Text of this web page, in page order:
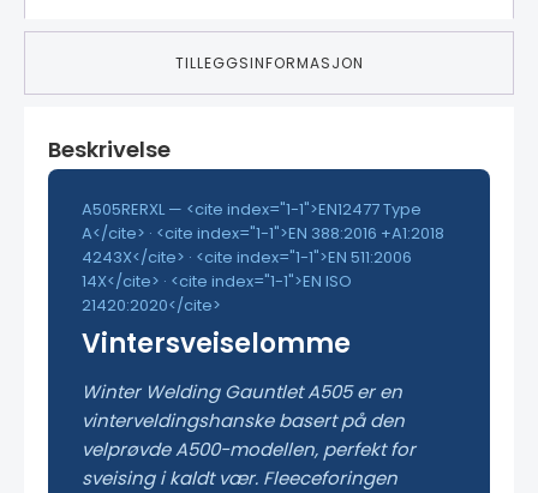
TILLEGGSINFORMASJON
Beskrivelse
A505RERXL — <cite index="1-1">EN12477 Type
A</cite> · <cite index="1-1">EN 388:2016 +A1:2018
4243X</cite> · <cite index="1-1">EN 511:2006
14X</cite> · <cite index="1-1">EN ISO
21420:2020</cite>
Vintersveiselomme
Winter Welding Gauntlet A505 er en
vinterveldingshanske basert på den
velprøvde A500-modellen, perfekt for
sveising i kaldt vær. Fleeceforingen